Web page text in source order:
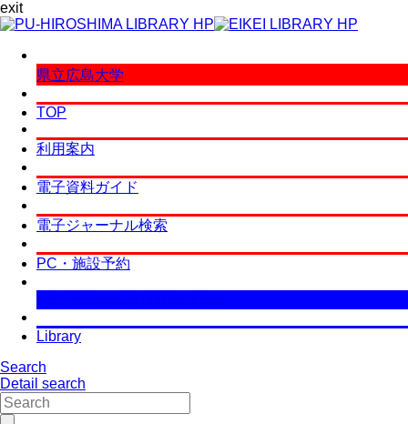
exit
県立広島大学
TOP
利用案内
電子資料ガイド
電子ジャーナル検索
PC・施設予約
Library
Search
Detail search